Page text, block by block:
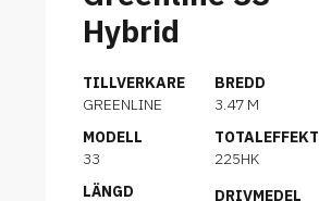
Hybrid
TILLVERKARE
GREENLINE
MODELL
33
LÄNGD
BREDD
3.47 M
TOTALEFFEKT
225HK
DRIVMEDEL